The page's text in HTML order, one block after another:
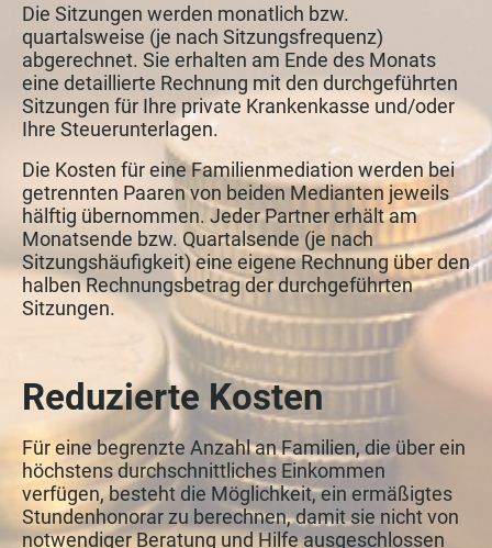
Die Sitzungen werden monatlich bzw.
quartalsweise (je nach Sitzungsfrequenz)
abgerechnet. Sie erhalten am Ende des Monats
eine detaillierte Rechnung mit den durchgeführten
Sitzungen für Ihre private Krankenkasse und/oder
Ihre Steuerunterlagen.
Die Kosten für eine Familienmediation werden bei
getrennten Paaren von beiden Medianten jeweils
hälftig übernommen. Jeder Partner erhält am
Monatsende bzw. Quartalsende (je nach
Sitzungshäufigkeit) eine eigene Rechnung über den
halben Rechnungsbetrag der durchgeführten
Sitzungen.
Reduzierte Kosten
Für eine begrenzte Anzahl an Familien, die über ein
höchstens durchschnittliches Einkommen
verfügen, besteht die Möglichkeit, ein ermäßigtes
Stundenhonorar zu berechnen, damit sie nicht von
notwendiger Beratung und Hilfe ausgeschlossen